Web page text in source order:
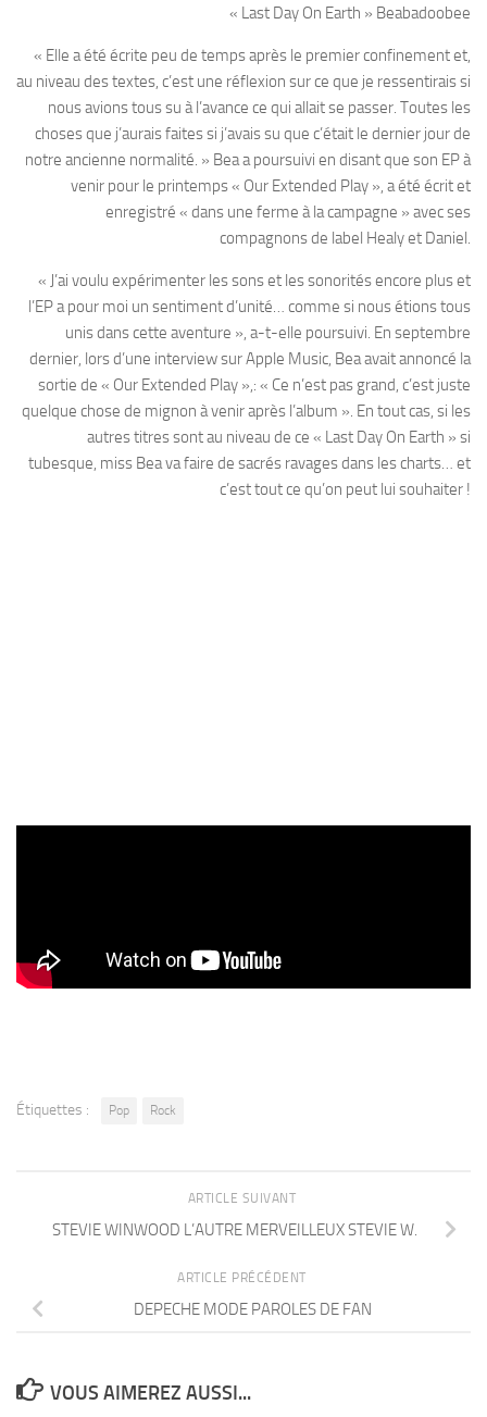
« Last Day On Earth » Beabadoobee
« Elle a été écrite peu de temps après le premier confinement et,
au niveau des textes, c’est une réflexion sur ce que je ressentirais si
nous avions tous su à l’avance ce qui allait se passer. Toutes les
choses que j’aurais faites si j’avais su que c’était le dernier jour de
notre ancienne normalité. » Bea a poursuivi en disant que son EP à
venir pour le printemps « Our Extended Play », a été écrit et
enregistré « dans une ferme à la campagne » avec ses
compagnons de label Healy et Daniel.
« J’ai voulu expérimenter les sons et les sonorités encore plus et
l’EP a pour moi un sentiment d’unité… comme si nous étions tous
unis dans cette aventure », a-t-elle poursuivi. En septembre
dernier, lors d’une interview sur Apple Music, Bea avait annoncé la
sortie de « Our Extended Play »,: « Ce n’est pas grand, c’est juste
quelque chose de mignon à venir après l’album ». En tout cas, si les
autres titres sont au niveau de ce « Last Day On Earth » si
tubesque, miss Bea va faire de sacrés ravages dans les charts… et
c’est tout ce qu’on peut lui souhaiter !
Étiquettes : Pop Rock
ARTICLE SUIVANT
STEVIE WINWOOD L’AUTRE MERVEILLEUX STEVIE W.
ARTICLE PRÉCÉDENT
DEPECHE MODE PAROLES DE FAN
VOUS AIMEREZ AUSSI...